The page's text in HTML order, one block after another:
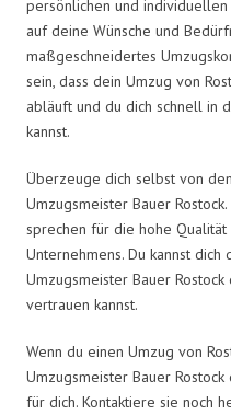
persönlichen und individuellen
auf deine Wünsche und
maßgeschneidertes
sein, dass dein Umzug von
abläuft und du dich schnell in
kannst.
Überzeuge dich selbst von
Umzugsmeister Bauer
sprechen für die hohe
Unternehmens. Du kannst dich
Umzugsmeister Bauer
vertrauen kannst.
Wenn du einen Umzug von
Umzugsmeister Bauer
für dich. Kontaktiere sie noch